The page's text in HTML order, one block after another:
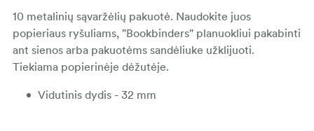
10 metalinių sąvaržėlių pakuotė. Naudokite juos
popieriaus ryšuliams, "Bookbinders" planuokliui pakabinti
ant sienos arba pakuotėms sandėliuke užklijuoti.
Tiekiama popierinėje dėžutėje.
Vidutinis dydis - 32 mm